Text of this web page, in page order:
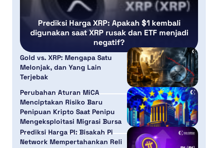
Prediksi Harga XRP: Apakah $1 kembali
digunakan saat XRP rusak dan ETF menjadi
negatif?
Gold vs. XRP: Mengapa Satu
Melonjak, dan Yang Lain
Terjebak
Perubahan Aturan MiCA
Menciptakan Risiko Baru
Penipuan Kripto Saat Penipu
Mengeksploitasi Migrasi Bursa
Prediksi Harga PI: Bisakah Pi
Network Mempertahankan Reli